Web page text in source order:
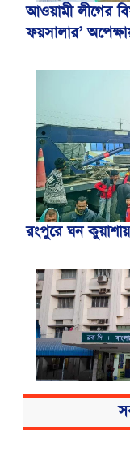
আওয়ামী লীগের
ফয়সালার’
রংপুরে ঘন